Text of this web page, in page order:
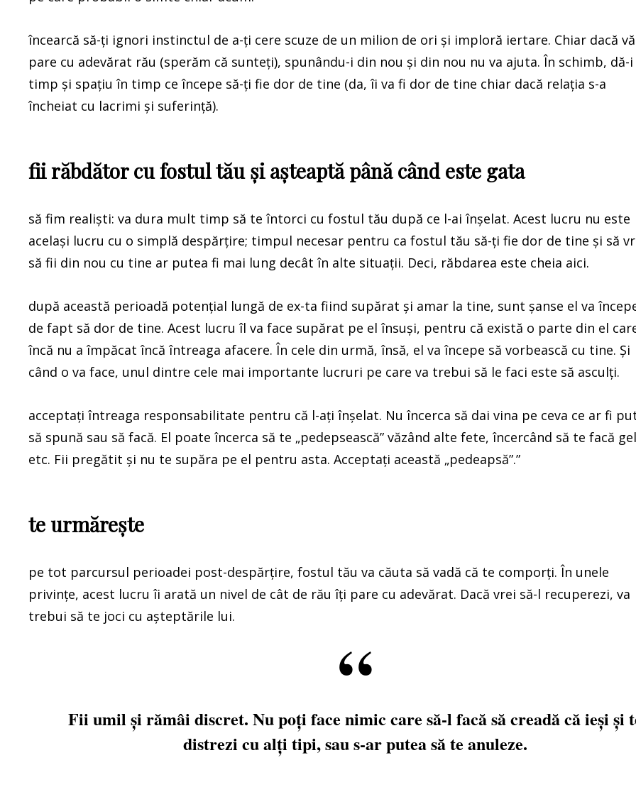
încearcă să-ți ignori instinctul de a-ți cere scuze de un milion de ori și imploră iertare. Chiar dacă vă
pare cu adevărat rău (sperăm că sunteți), spunându-i din nou și din nou nu va ajuta. În schimb, dă-i
timp și spațiu în timp ce începe să-ți fie dor de tine (da, îi va fi dor de tine chiar dacă relația s-a
încheiat cu lacrimi și suferință).
fii răbdător cu fostul tău și așteaptă până când este gata
să fim realiști: va dura mult timp să te întorci cu fostul tău după ce l-ai înșelat. Acest lucru nu este
același lucru cu o simplă despărțire; timpul necesar pentru ca fostul tău să-ți fie dor de tine și să
să fii din nou cu tine ar putea fi mai lung decât în alte situații. Deci, răbdarea este cheia aici.
după această perioadă potențial lungă de ex-ta fiind supărat și amar la tine, sunt șanse el va
de fapt să dor de tine. Acest lucru îl va face supărat pe el însuși, pentru că există o parte din el
încă nu a împăcat încă întreaga afacere. În cele din urmă, însă, el va începe să vorbească cu tine. Și
când o va face, unul dintre cele mai importante lucruri pe care va trebui să le faci este să asculți.
acceptați întreaga responsabilitate pentru că l-ați înșelat. Nu încerca să dai vina pe ceva ce ar fi
să spună sau să facă. El poate încerca să te „pedepsească” văzând alte fete, încercând să te facă
etc. Fii pregătit și nu te supăra pe el pentru asta. Acceptați această „pedeapsă”.”
te urmărește
pe tot parcursul perioadei post-despărțire, fostul tău va căuta să vadă că te comporți. În unele
privințe, acest lucru îi arată un nivel de cât de rău îți pare cu adevărat. Dacă vrei să-l recuperezi, va
trebui să te joci cu așteptările lui.
Fii umil și rămâi discret. Nu poți face nimic care să-l facă să creadă că ieși și
distrezi cu alți tipi, sau s-ar putea să te anuleze.